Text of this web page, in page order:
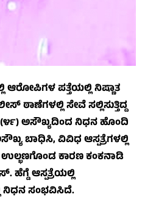
ಆರೋಪಿಗಳ ಪತ್ತೆಯಲ್ಲಿ ನಿಷ್ಣಾತ
ಠಾಣೆಗಳಲ್ಲಿ ಸೇವೆ ಸಲ್ಲಿಸುತ್ತಿದ್ದ
(೪೯) ಅಸೌಖ್ಯದಿಂದ ನಿಧನ ಹೊಂದಿ
ಬಾಧಿಸಿ, ವಿವಿಧ ಆಸ್ಪತ್ರೆಗಳಲ್ಲಿ
ಉಲ್ಭಣಗೊಂಡ ಕಾರಣ ಕಂಕನಾಡಿ
ಹೆಗ್ಡೆ ಆಸ್ಪತ್ರೆಯಲ್ಲಿ
ನಿಧನ ಸಂಭವಿಸಿದೆ.